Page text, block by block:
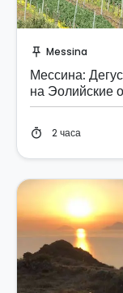
push_pin Messina
Мессина:
на Эолийские
timer 2 часа